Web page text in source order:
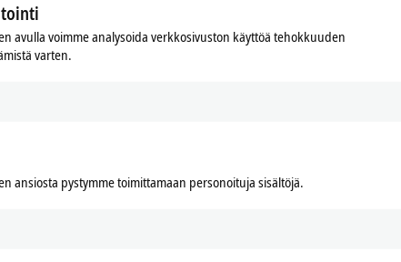
range of accessories
Overview fieldbus systems
avulla voimme analysoida verkkosivuston käyttöä tehokkuuden
varten.
ansiosta pystymme toimittamaan personoituja sisältöjä.